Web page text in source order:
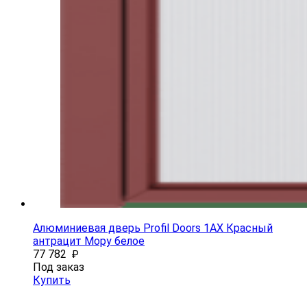
Алюминиевая дверь Profil Doors 1AX Красный
антрацит Мору белое
77 782 ₽
Под заказ
Купить